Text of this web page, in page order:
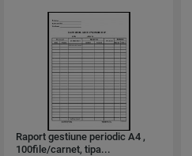
Raport gestiune periodic A4 ,
100file/carnet, tipa...